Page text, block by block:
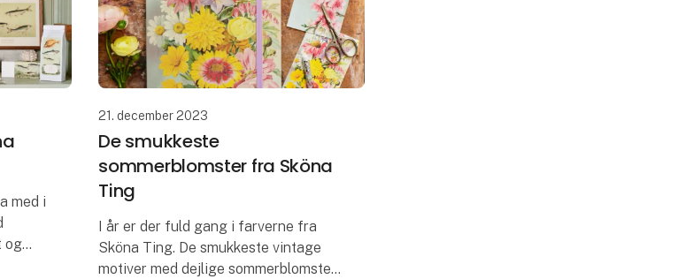
med i
og
21. december 2023
De smukkeste
sommerblomster fra Sköna
Ting
I år er der fuld gang i farverne fra
Sköna Ting. De smukkeste vintage
motiver med dejlige sommerblomster.